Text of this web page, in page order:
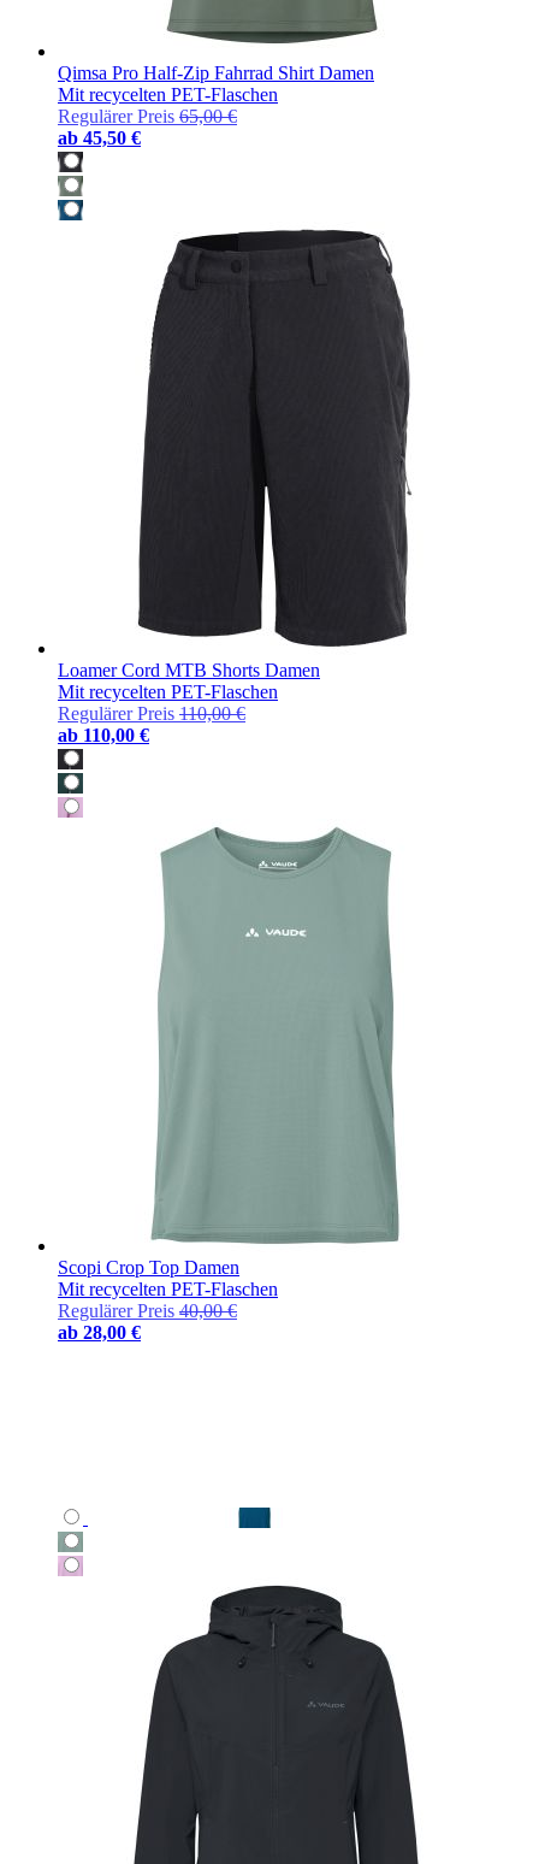
Qimsa Pro Half-Zip Fahrrad Shirt Damen
Mit recycelten PET-Flaschen
Regulärer Preis 65,00 €
ab 45,50 €
Loamer Cord MTB Shorts Damen
Mit recycelten PET-Flaschen
Regulärer Preis 110,00 €
ab 110,00 €
Scopi Crop Top Damen
Mit recycelten PET-Flaschen
Regulärer Preis 40,00 €
ab 28,00 €